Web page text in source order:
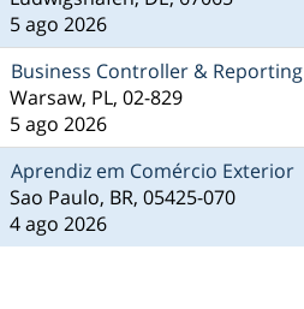
5 ago 2026
Business Controller & Reporting
Warsaw, PL, 02-829
5 ago 2026
Aprendiz em Comércio Exterior
Sao Paulo, BR, 05425-070
4 ago 2026